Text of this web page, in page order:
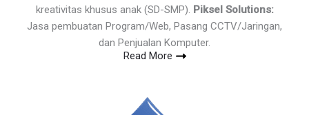
kreativitas khusus anak (SD-SMP). Piksel Solutions:
Jasa pembuatan Program/Web, Pasang CCTV/Jaringan,
dan Penjualan Komputer.
Read More